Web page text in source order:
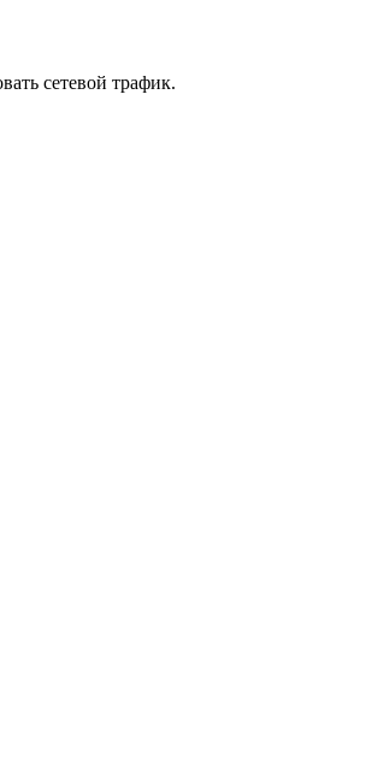
сетевой трафик.